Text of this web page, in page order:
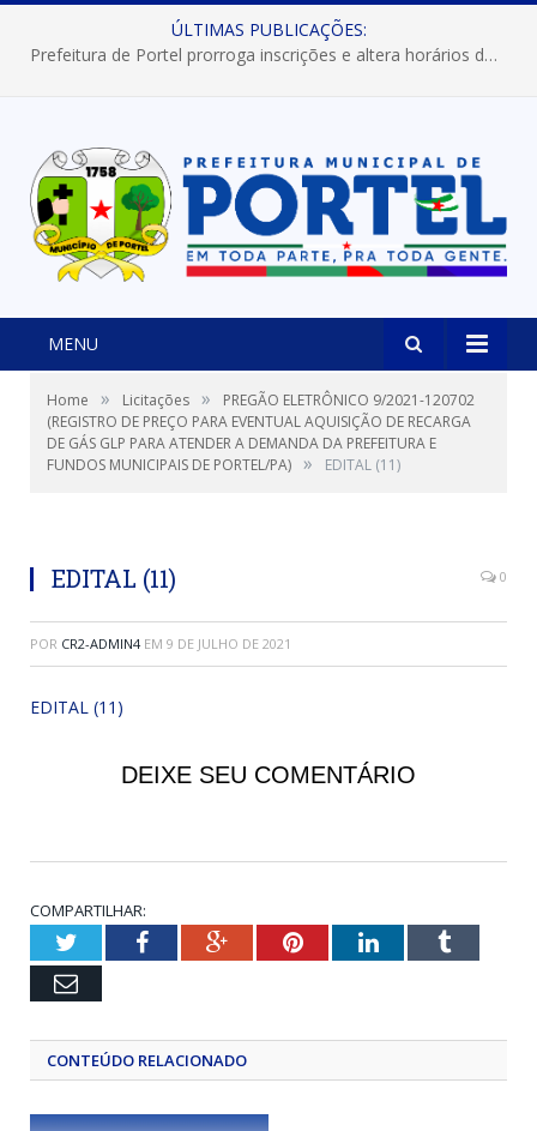
ÚLTIMAS PUBLICAÇÕES:
Prefeitura de Portel prorroga inscrições e altera horários dos concursos “Musa” e “Miss Mix Verão 2026”
MENU
Home » Licitações »
PREGÃO ELETRÔNICO 9/2021-120702
(REGISTRO DE PREÇO PARA EVENTUAL AQUISIÇÃO DE RECARGA
DE GÁS GLP PARA ATENDER A DEMANDA DA PREFEITURA E
FUNDOS MUNICIPAIS DE PORTEL/PA) » EDITAL (11)
EDITAL (11) 0
POR CR2-ADMIN4 EM 9 DE JULHO DE 2021
EDITAL (11)
DEIXE SEU COMENTÁRIO
COMPARTILHAR:
TwitterFacebookGoogle+PinterestLinkedInTumblr
Email
CONTEÚDO RELACIONADO